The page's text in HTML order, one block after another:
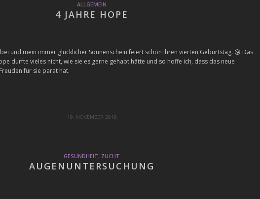
ALLGEMEIN
4 JAHRE HOPE
und mein immer glücklicher Sonnenschein feiert schon ihren vierten Geburtstag. 😘 Das
durfte vieles nicht, wie sie es gerne gehabt hätte und so hoffe ich, dass das neue
für sie parat hat.
19. NOVEMBER 2019
GESUNDHEIT, ZUCHT
AUGENUNTERSUCHUNG